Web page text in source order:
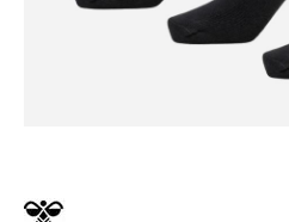
Bildgalerie